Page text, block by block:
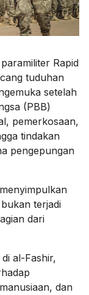
Rapid
tuduhan
setelah
(PBB)
pemerkosaan,
tindakan
pengepungan
terjadi
dari
al-Fashir,
dan